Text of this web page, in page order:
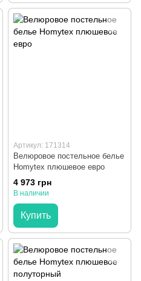
Артикул: 171314
Велюровое постельное белье
Homytex плюшевое евро
4 973 грн
В наличии
Купить